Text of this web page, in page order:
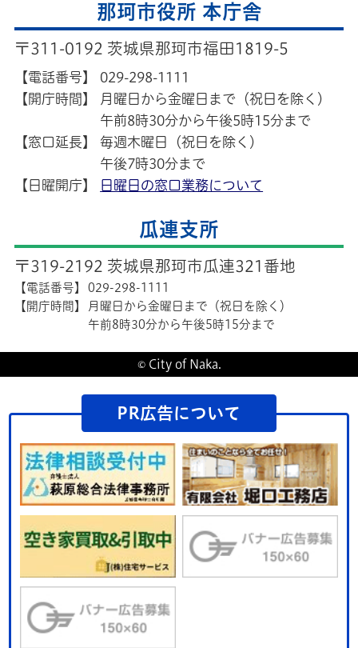
那珂市役所 本庁舎
〒311-0192 茨城県那珂市福田1819-5
【電話番号】
029-298-1111
【開庁時間】
月曜日から金曜日まで（祝日を除く）
午前8時30分から午後5時15分まで
【窓口延長】
毎週木曜日（祝日を除く）
午後7時30分まで
【日曜開庁】
日曜日の窓口業務について
瓜連支所
〒319-2192 茨城県那珂市瓜連321番地
【電話番号】
029-298-1111
【開庁時間】
月曜日から金曜日まで（祝日を除く）
午前8時30分から午後5時15分まで
© City of Naka.
PR広告について